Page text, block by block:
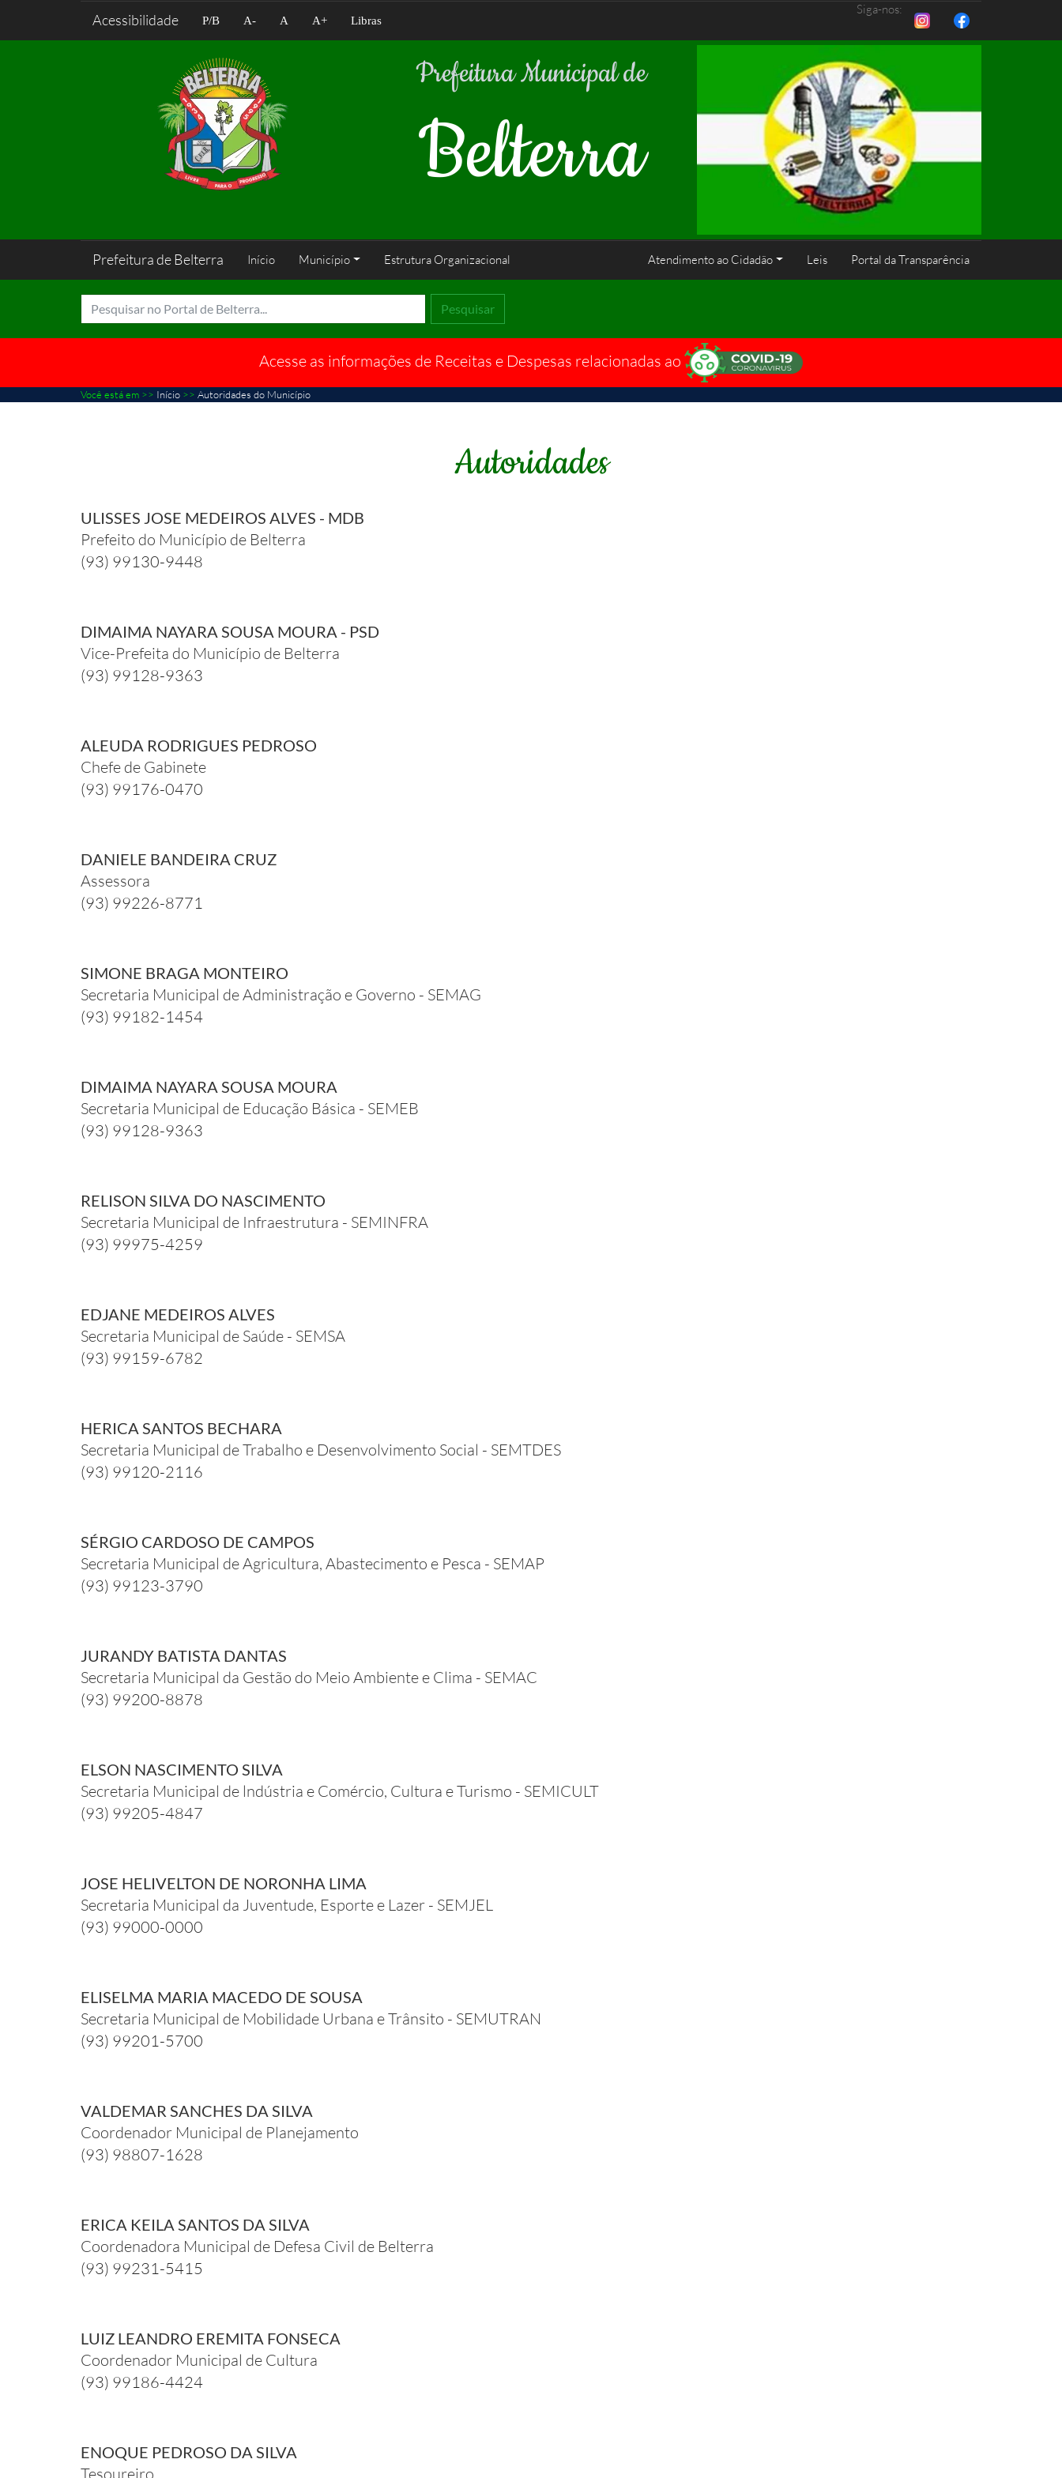
Acessibilidade P/B A- A A+ Libras
Siga-nos:
Prefeitura Municipal de
Belterra
Prefeitura de Belterra Início Município Estrutura Organizacional Atendimento ao Cidadão Leis Portal da Transparência
Pesquisar
Acesse as informações de Receitas e Despesas relacionadas ao
Você está em >> Início >> Autoridades do Município
Autoridades
ULISSES JOSE MEDEIROS ALVES - MDB
Prefeito do Município de Belterra
(93) 99130-9448
DIMAIMA NAYARA SOUSA MOURA - PSD
Vice-Prefeita do Município de Belterra
(93) 99128-9363
ALEUDA RODRIGUES PEDROSO
Chefe de Gabinete
(93) 99176-0470
DANIELE BANDEIRA CRUZ
Assessora
(93) 99226-8771
SIMONE BRAGA MONTEIRO
Secretaria Municipal de Administração e Governo - SEMAG
(93) 99182-1454
DIMAIMA NAYARA SOUSA MOURA
Secretaria Municipal de Educação Básica - SEMEB
(93) 99128-9363
RELISON SILVA DO NASCIMENTO
Secretaria Municipal de Infraestrutura - SEMINFRA
(93) 99975-4259
EDJANE MEDEIROS ALVES
Secretaria Municipal de Saúde - SEMSA
(93) 99159-6782
HERICA SANTOS BECHARA
Secretaria Municipal de Trabalho e Desenvolvimento Social - SEMTDES
(93) 99120-2116
SÉRGIO CARDOSO DE CAMPOS
Secretaria Municipal de Agricultura, Abastecimento e Pesca - SEMAP
(93) 99123-3790
JURANDY BATISTA DANTAS
Secretaria Municipal da Gestão do Meio Ambiente e Clima - SEMAC
(93) 99200-8878
ELSON NASCIMENTO SILVA
Secretaria Municipal de lndústria e Comércio, Cultura e Turismo - SEMICULT
(93) 99205-4847
JOSE HELIVELTON DE NORONHA LIMA
Secretaria Municipal da Juventude, Esporte e Lazer - SEMJEL
(93) 99000-0000
ELISELMA MARIA MACEDO DE SOUSA
Secretaria Municipal de Mobilidade Urbana e Trânsito - SEMUTRAN
(93) 99201-5700
VALDEMAR SANCHES DA SILVA
Coordenador Municipal de Planejamento
(93) 98807-1628
ERICA KEILA SANTOS DA SILVA
Coordenadora Municipal de Defesa Civil de Belterra
(93) 99231-5415
LUIZ LEANDRO EREMITA FONSECA
Coordenador Municipal de Cultura
(93) 99186-4424
ENOQUE PEDROSO DA SILVA
Tesoureiro